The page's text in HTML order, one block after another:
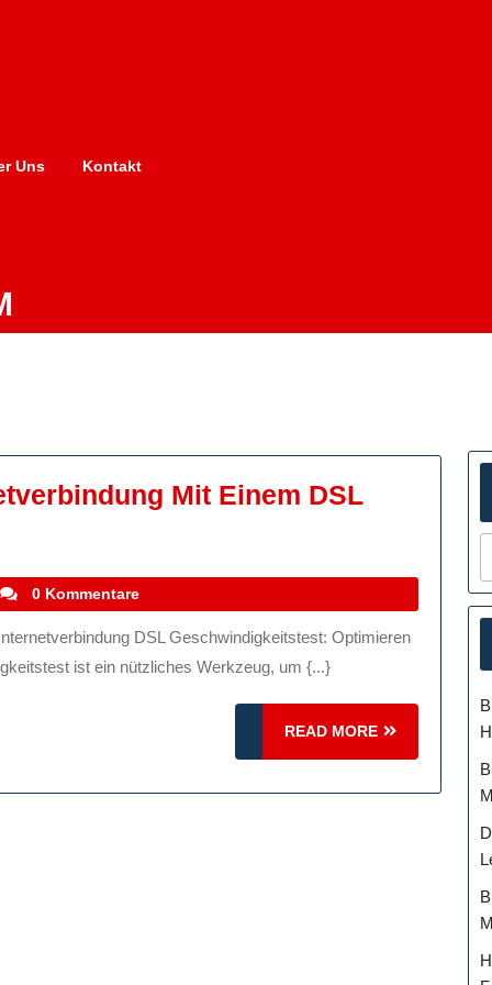
Uns Kontakt
Mit Einem DSL
stefanocoletti
0 Kommentare
ist ein nützliches Werkzeug, um {...}
READ MORE
READ
MORE